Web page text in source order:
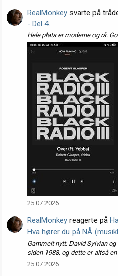
RealMonkey svarte på
- Del 4.
Hele plata er moderne og rå.
25.07.2026
RealMonkey reagerte på
Hva hører du på NÅ
Gammelt nytt. David Sylvian
siden 1988, og dette er altså
25.07.2026